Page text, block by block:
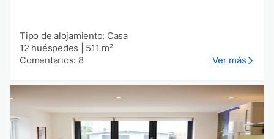
Tipo de alojamiento: Casa
12 huéspedes
511 m²
Comentarios: 8
Ver más